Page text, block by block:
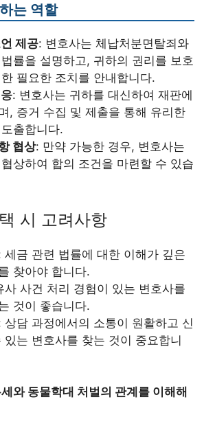
는 역할
제공: 변호사는 체납처분면탈죄와
률을 설명하고, 귀하의 권리를 보호
필요한 조치를 안내합니다.
: 변호사는 귀하를 대신하여 재판에
, 증거 수집 및 제출을 통해 유리한
출합니다.
협상: 만약 가능한 경우, 변호사는
상하여 합의 조건을 마련할 수 있습
시 고려사항
세금 관련 법률에 대한 이해가 깊은
찾아야 합니다.
사 사건 처리 경험이 있는 변호사를
것이 좋습니다.
상담 과정에서의 소통이 원활하고 신
있는 변호사를 찾는 것이 중요합니
와 동물학대 처벌의 관계를 이해해